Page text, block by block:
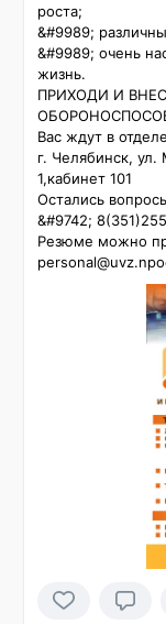
роста;
&#9989;
&#9989; очень
жизнь.
ПРИХОДИ И
Вас ждут в
г. Челябинск,
1,кабинет 101
Остались
&#9742;
Резюме можно